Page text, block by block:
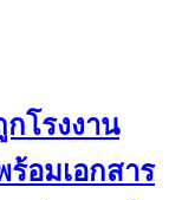
กโรงงาน
อมเอกสาร